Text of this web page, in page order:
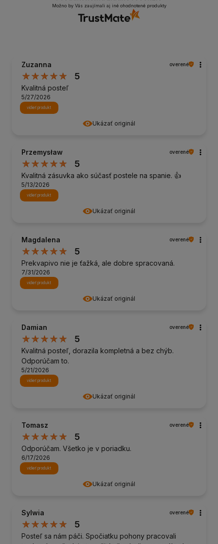
Možno by Vás zaujímali aj iné ohodnotené produkty
Ukázať originál
Zuzanna overené
5
Kvalitná posteľ
5/27/2026
vidieť produkt
Ukázať originál
Przemysław overené
5
Kvalitná zásuvka ako súčasť postele na spanie. 👍️
5/13/2026
vidieť produkt
Ukázať originál
Magdalena overené
5
Prekvapivo nie je ťažká, ale dobre spracovaná.
7/31/2026
vidieť produkt
Ukázať originál
Damian overené
5
Kvalitná posteľ, dorazila kompletná a bez chýb.
Odporúčam to.
5/21/2026
vidieť produkt
Ukázať originál
Tomasz overené
5
Odporúčam. Všetko je v poriadku.
6/17/2026
vidieť produkt
Sylwia overené
5
Posteľ sa nám páči. Spočiatku pohony pracovali